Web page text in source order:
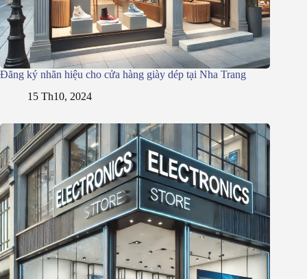
Đăng ký nhãn hiệu cho cửa hàng giày dép tại Nha Trang
15 Th10, 2024